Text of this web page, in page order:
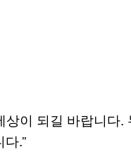
상이 되길 바랍니다
.”